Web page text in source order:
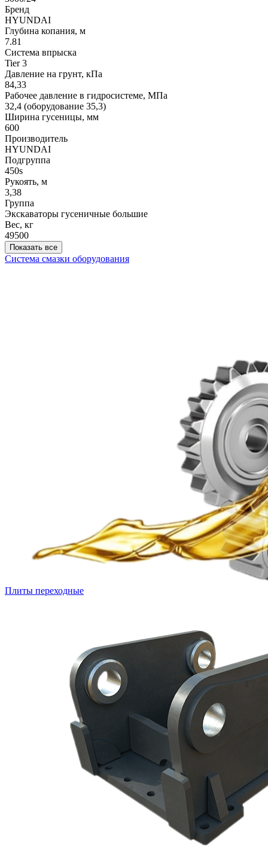
Бренд
HYUNDAI
Глубина копания, м
7.81
Система впрыска
Tier 3
Давление на грунт, кПа
84,33
Рабочее давление в гидросистеме, МПа
32,4 (оборудование 35,3)
Ширина гусеницы, мм
600
Производитель
HYUNDAI
Подгруппа
450s
Рукоять, м
3,38
Группа
Экскаваторы гусеничные большие
Вес, кг
49500
Показать все
Система смазки оборудования
Плиты переходные